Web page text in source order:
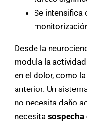
Se intensifica
Desde la
modula la
en el dolor, como
anterior. Un
no necesita daño
necesita sospecha